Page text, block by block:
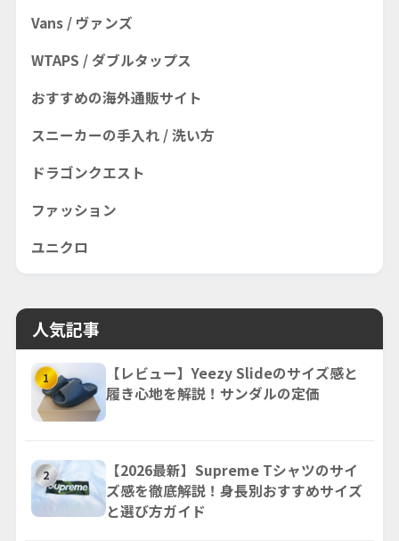
Vans / ヴァンズ
WTAPS / ダブルタップス
おすすめの海外通販サイト
スニーカーの手入れ / 洗い方
ドラゴンクエスト
ファッション
ユニクロ
人気記事
1
【レビュー】Yeezy Slideのサイズ感と
履き心地を解説！サンダルの定価
2
【2026最新】Supreme Tシャツのサイ
ズ感を徹底解説！身長別おすすめサイズ
と選び方ガイド